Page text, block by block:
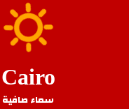
Cairo
سماء صافية